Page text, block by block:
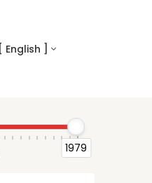
[ English ]
1979
1979